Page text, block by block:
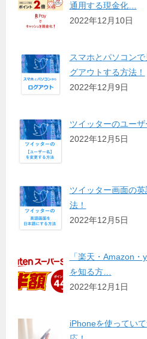
通用する現金化…
2022年12月10日
スマホとパソコン
グアウトする方法！
2022年12月9日
ツイッターのユーザ
2022年12月5日
ツイッター画面の
法！
2022年12月5日
「楽天・Amazon
を知る方…
2022年12月1日
iPhoneを使ってい